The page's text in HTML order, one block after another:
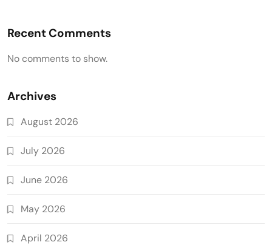
Recent Comments
No comments to show.
Archives
August 2026
July 2026
June 2026
May 2026
April 2026